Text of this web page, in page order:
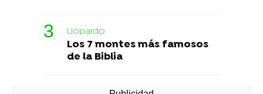
Liopardo
Los 7 montes más famosos
de la Biblia